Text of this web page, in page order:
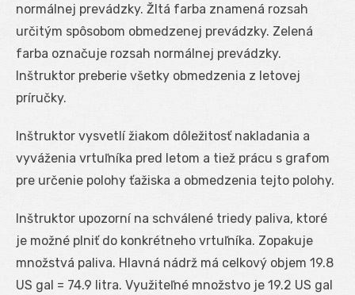
normálnej prevádzky. Žltá farba znamená rozsah
určitým spôsobom obmedzenej prevádzky. Zelená
farba označuje rozsah normálnej prevádzky.
Inštruktor preberie všetky obmedzenia z letovej
príručky.
Inštruktor vysvetlí žiakom dôležitosť nakladania a
vyváženia vrtuľníka pred letom a tiež prácu s grafom
pre určenie polohy ťažiska a obmedzenia tejto polohy.
Inštruktor upozorní na schválené triedy paliva, ktoré
je možné plniť do konkrétneho vrtuľníka. Zopakuje
množstvá paliva. Hlavná nádrž má celkový objem 19.8
US gal = 74.9 litra. Využiteľné množstvo je 19.2 US gal